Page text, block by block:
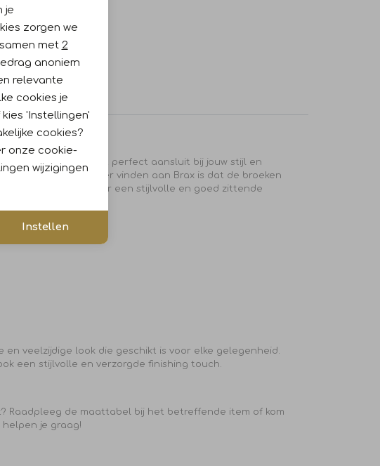
altijd een model dat perfect aansluit bij jouw stijl en
Wat wij zo bijzonder vinden aan Brax is dat de broeken
op zoek bent naar een stijlvolle en goed zittende
veelzijdige look die geschikt is voor elke gelegenheid.
een stijlvolle en verzorgde finishing touch.
Raadpleeg de maattabel bij het betreffende item of kom
helpen je graag!
je
zorgen we
met 2
anoniem
relevante
cookies je
'Instellingen'
cookies?
onze cookie-
wijzigingen
Instellen